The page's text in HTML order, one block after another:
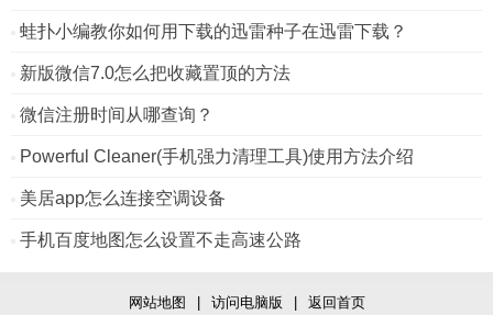
蛙扑小编教你如何用下载的迅雷种子在迅雷下载？
新版微信7.0怎么把收藏置顶的方法
微信注册时间从哪查询？
Powerful Cleaner(手机强力清理工具)使用方法介绍
美居app怎么连接空调设备
手机百度地图怎么设置不走高速公路
网站地图 | 访问电脑版 | 返回首页